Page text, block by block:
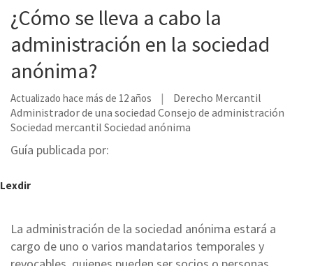
¿Cómo se lleva a cabo la
administración en la sociedad
anónima?
Actualizado hace más de 12 años
Derecho Mercantil
Administrador de una sociedad Consejo de administración
Sociedad mercantil Sociedad anónima
Guía publicada por:
Lexdir
La administración de la sociedad anónima estará a
cargo de uno o varios mandatarios temporales y